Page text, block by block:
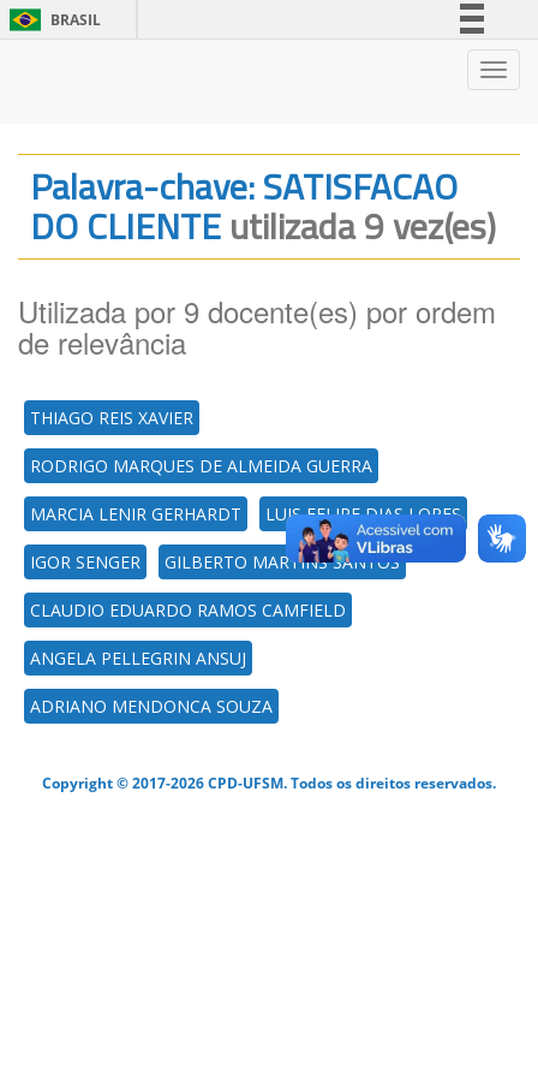
BRASIL
Legislação
Canais
Palavra-chave: SATISFACAO
DO CLIENTEutilizada 9 vez(es)
Utilizada por 9 docente(es) por ordem
de relevância
THIAGO REIS XAVIER
RODRIGO MARQUES DE ALMEIDA GUERRA
MARCIA LENIR GERHARDT LUIS FELIPE DIAS LOPES
IGOR SENGER GILBERTO MARTINS SANTOS
CLAUDIO EDUARDO RAMOS CAMFIELD
ANGELA PELLEGRIN ANSUJ
ADRIANO MENDONCA SOUZA
Copyright © 2017-2026 CPD-UFSM. Todos os direitos reservados.